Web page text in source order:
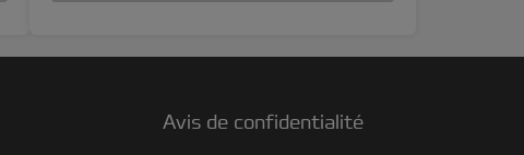
Avis de confidentialité